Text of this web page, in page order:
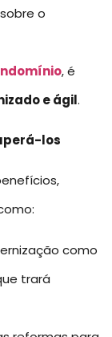
o
, é
e ágil.
los
como
trará